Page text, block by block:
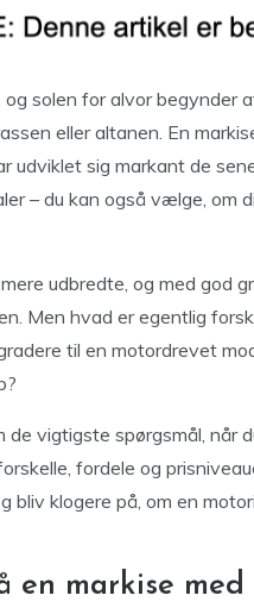
solen for alvor begynder
eller altanen. En
udviklet sig markant de
– du kan også vælge, om
udbredte, og med god
Men hvad er egentlig
til en motordrevet
de vigtigste spørgsmål, når
fordele og
bliv klogere på, om en
en markise